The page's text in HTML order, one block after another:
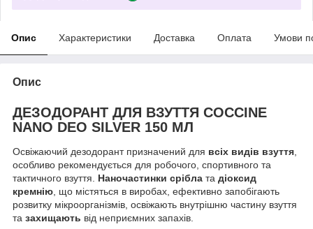
Опис Характеристики Доставка Оплата Умови
Опис
ДЕЗОДОРАНТ ДЛЯ ВЗУТТЯ COCCINE
NANO DEO SILVER 150 МЛ
Освіжаючий дезодорант призначений для всіх видів взуття,
особливо рекомендується для робочого, спортивного та
тактичного взуття. Наночастинки срібла та діоксид
кремнію, що містяться в виробах, ефективно запобігають
розвитку мікроорганізмів, освіжають внутрішню частину взуття
та захищають від неприємних запахів.